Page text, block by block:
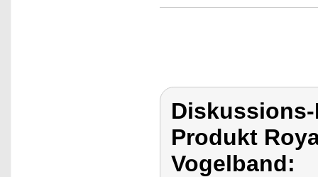
Produkt
Vogelband: